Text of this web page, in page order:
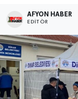
AFYON HABER
EDITÖR
Ekonomi
Magazin
Etkinlikler